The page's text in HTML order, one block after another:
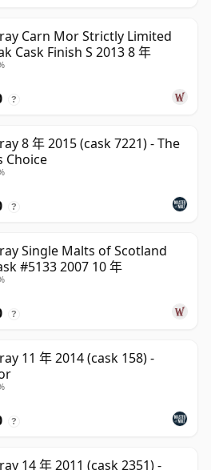
Carn Mor Strictly Limited
Cask Finish S 2013 8 年
?
8 年 2015 (cask 7221) - The
Choice
?
Single Malts of Scotland
#5133 2007 10 年
?
11 年 2014 (cask 158) -
?
14 年 2011 (cask 2351) -